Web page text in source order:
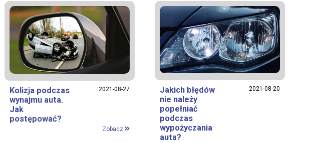
Kolizja podczas
wynajmu auta.
Jak
postępować?
2021-08-27
Zobacz
Jakich błędów
nie należy
popełniać
podczas
wypożyczania
auta?
2021-08-20